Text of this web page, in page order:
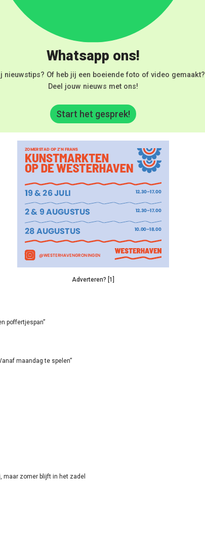
Whatsapp ons!
nieuwstips? Of heb jij een boeiende foto of video gemaakt?
Deel jouw nieuws met ons!
Start het gesprek!
Adverteren? [1]
poffertjespan”
maandag te spelen”
maar zomer blijft in het zadel